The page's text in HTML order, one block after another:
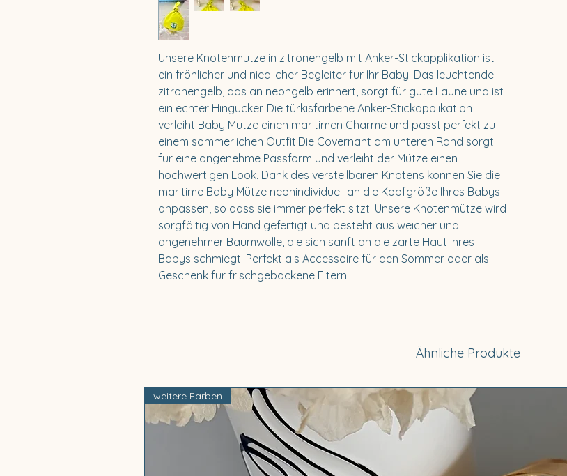
Unsere Knotenmütze in zitronengelb mit Anker-Stickapplikation ist
ein fröhlicher und niedlicher Begleiter für Ihr Baby. Das leuchtende
zitronengelb, das an neongelb erinnert, sorgt für gute Laune und ist
ein echter Hingucker. Die türkisfarbene Anker-Stickapplikation
verleiht Baby Mütze einen maritimen Charme und passt perfekt zu
einem sommerlichen Outfit.Die Covernaht am unteren Rand sorgt
für eine angenehme Passform und verleiht der Mütze einen
hochwertigen Look. Dank des verstellbaren Knotens können Sie die
maritime Baby Mütze neonindividuell an die Kopfgröße Ihres Babys
anpassen, so dass sie immer perfekt sitzt. Unsere Knotenmütze wird
sorgfältig von Hand gefertigt und besteht aus weicher und
angenehmer Baumwolle, die sich sanft an die zarte Haut Ihres
Babys schmiegt. Perfekt als Accessoire für den Sommer oder als
Geschenk für frischgebackene Eltern!
Ähnliche Produkte
weitere Farben